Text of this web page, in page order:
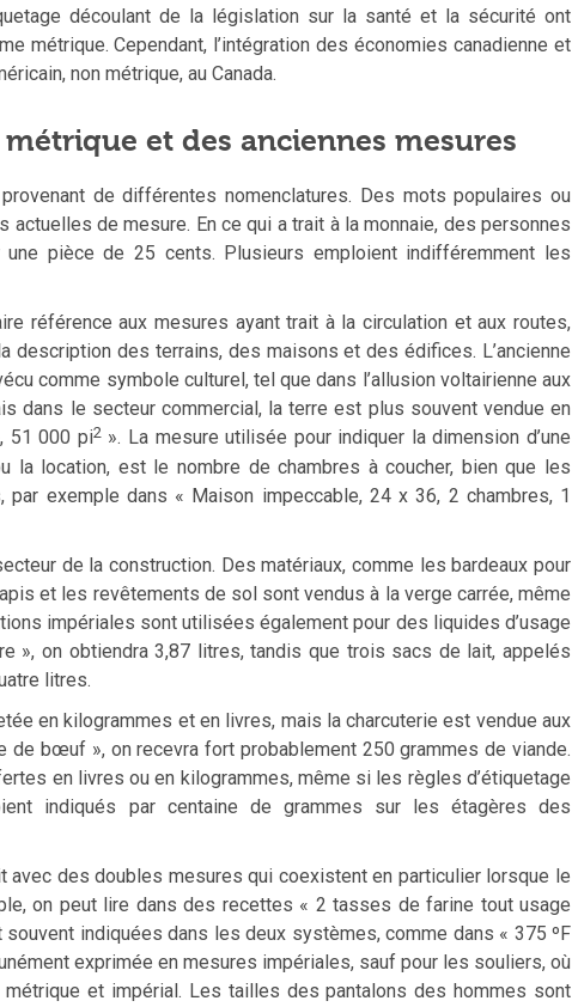
découlant de la législation sur la santé et la sécurité ont
métrique. Cependant, l’intégration des économies canadienne et
non métrique, au Canada.
et des anciennes mesures
de différentes nomenclatures. Des mots populaires ou
de mesure. En ce qui a trait à la monnaie, des personnes
pièce de 25 cents. Plusieurs emploient indifféremment les
référence aux mesures ayant trait à la circulation et aux routes,
description des terrains, des maisons et des édifices. L’ancienne
comme symbole culturel, tel que dans l’allusion voltairienne aux
dans le secteur commercial, la terre est plus souvent vendue en
51 000 pi2». La mesure utilisée pour indiquer la dimension d’une
la location, est le nombre de chambres à coucher, bien que les
exemple dans « Maison impeccable, 24 x 36, 2 chambres, 1
de la construction. Des matériaux, comme les bardeaux pour
et les revêtements de sol sont vendus à la verge carrée, même
impériales sont utilisées également pour des liquides d’usage
», on obtiendra 3,87 litres, tandis que trois sacs de lait, appelés
litres.
en kilogrammes et en livres, mais la charcuterie est vendue aux
de bœuf », on recevra fort probablement 250 grammes de viande.
en livres ou en kilogrammes, même si les règles d’étiquetage
indiqués par centaine de grammes sur les étagères des
avec des doubles mesures qui coexistent en particulier lorsque le
on peut lire dans des recettes « 2 tasses de farine tout usage
indiquées dans les deux systèmes, comme dans « 375 ºF
exprimée en mesures impériales, sauf pour les souliers, où
et impérial. Les tailles des pantalons des hommes sont